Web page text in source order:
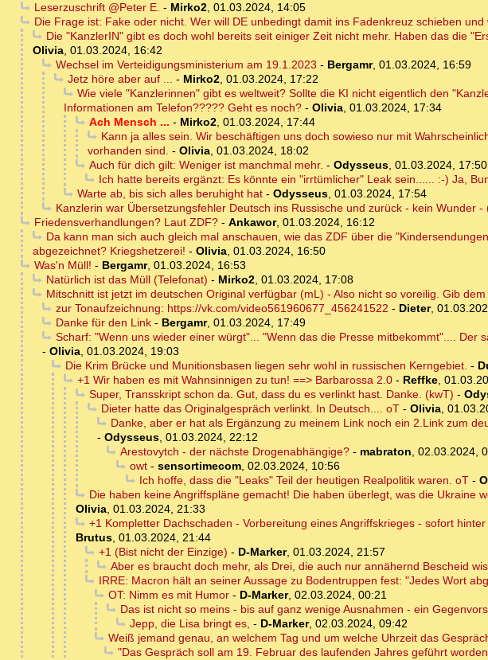
Leserzuschrift @Peter E. - Mirko2, 01.03.2024, 14:05
Die Frage ist: Fake oder nicht. Wer will DE unbedingt damit ins Fadenkreuz schieben
Die "KanzlerIN" gibt es doch wohl bereits seit einiger Zeit nicht mehr. Haben das die
Olivia, 01.03.2024, 16:42
Wechsel im Verteidigungsministerium am 19.1.2023 - Bergamr, 01.03.2024, 16:59
Jetz höre aber auf ... - Mirko2, 01.03.2024, 17:22
Wie viele "Kanzlerinnen" gibt es weltweit? Sollte die KI nicht eigentlich den
Informationen am Telefon????? Geht es noch? - Olivia, 01.03.2024, 17:34
Ach Mensch ... - Mirko2, 01.03.2024, 17:44
Kann ja alles sein. Wir beschäftigen uns doch sowieso nur mit
vorhanden sind. - Olivia, 01.03.2024, 18:02
Auch für dich gilt: Weniger ist manchmal mehr. - Odysseus, 01.03.2024, 17:50
Ich hatte bereits ergänzt: Es könnte ein "irrtümlicher" Leak sein...... :-) Ja,
Warte ab, bis sich alles beruhight hat- Odysseus, 01.03.2024, 17:54
Kanzlerin war Übersetzungsfehler Deutsch ins Russische und zurück - kein Wunder -
Friedensverhandlungen? Laut ZDF?- Ankawor, 01.03.2024, 16:12
Da kann man sich auch gleich mal anschauen, wie das ZDF über die
abgezeichnet? Kriegshetzerei! - Olivia, 01.03.2024, 16:50
Was'n Müll! - Bergamr, 01.03.2024, 16:53
Natürlich ist das Müll (Telefonat) - Mirko2, 01.03.2024, 17:08
Mitschnitt ist jetzt im deutschen Original verfügbar (mL) - Also nicht so voreilig. Gib
zur Tonaufzeichnung: https://vk.com/video561960677_456241522 - Dieter,
Danke für den Link- Bergamr, 01.03.2024, 17:49
Scharf: "Wenn uns wieder einer würgt"... "Wenn das die Presse mitbekommt"....
- Olivia, 01.03.2024, 19:03
Die Krim Brücke und Munitionsbasen liegen sehr wohl in russischen Kerngebiet. -
+1 Wir haben es mit Wahnsinnigen zu tun! ==> Barbarossa 2.0- Reffke,
Super, Transskript schon da. Gut, dass du es verlinkt hast. Danke. (kwT) -
Dieter hatte das Originalgespräch verlinkt. In Deutsch.... oT- Olivia,
Danke, aber er hat als Ergänzung zu meinem Link noch ein 2.Link zum
- Odysseus, 01.03.2024, 22:12
Arestovytch - der nächste Drogenabhängige?- mabraton, 02.03.2024,
owt- sensortimecom, 02.03.2024, 10:56
Ich hoffe, dass die "Leaks" Teil der heutigen Realpolitik waren. oT-
Die haben keine Angriffspläne gemacht! Die haben überlegt, was die Ukraine
Olivia, 01.03.2024, 21:33
+1 Kompletter Dachschaden - Vorbereitung eines Angriffskrieges - sofort
Brutus, 01.03.2024, 21:44
+1 (Bist nicht der Einzige) - D-Marker, 01.03.2024, 21:57
Aber es braucht doch mehr, als Drei, die auch nur annähernd Bescheid
IRRE: Macron hält an seiner Aussage zu Bodentruppen fest: "Jedes Wort
OT: Nimm es mit Humor- D-Marker, 02.03.2024, 00:21
Das ist nicht so meins - bis auf ganz wenige Ausnahmen - ein
Jepp, die Lisa bringt es, - D-Marker, 02.03.2024, 09:42
Weiß jemand genau, an welchem Tag und um welche Uhrzeit das
"Das Gespräch soll am 19. Februar des laufenden Jahres geführt